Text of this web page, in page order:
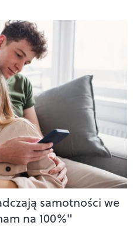
samotności we
na 100%"